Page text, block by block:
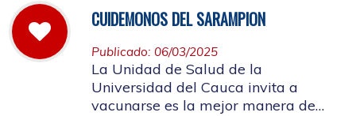
CUIDEMONOS DEL SARAMPION
Publicado: 06/03/2025
La Unidad de Salud de la
Universidad del Cauca invita a
vacunarse es la mejor manera de